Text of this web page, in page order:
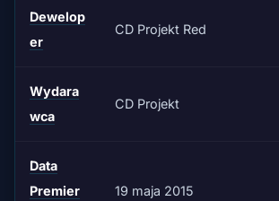
Dewelop
er
CD Projekt Red
Wydara
wca
CD Projekt
Data
Premier
19 maja 2015